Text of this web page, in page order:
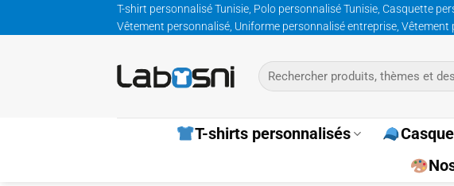
au
T-shirt personnalisé Tunisie, Polo personnalisé Tunisie, Casquette
Vêtement personnalisé, Uniforme personnalisé entreprise,
Recherche
pour :
T-shirts personnalisés